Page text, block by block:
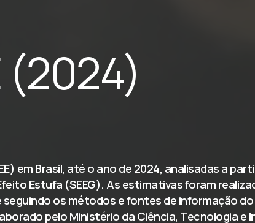
(2024)
em Brasil, até o ano de 2024, analisadas a
Estufa (SEEG). As estimativas foram
os métodos e fontes de informação
pelo Ministério da Ciência, Tecnologia e